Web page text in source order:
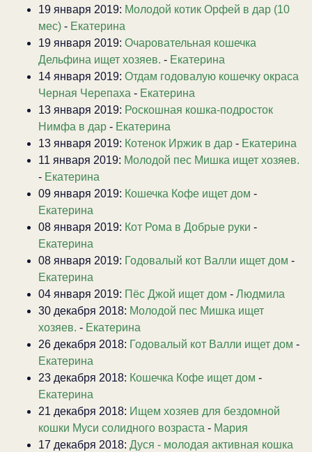
19 января 2019: Молодой котик Орфей в дар (10
мес) - Екатерина
19 января 2019: Очаровательная кошечка
Дельфина ищет хозяев. - Екатерина
14 января 2019: Отдам годовалую кошечку окраса
Черная Черепаха - Екатерина
13 января 2019: Роскошная кошка-подросток
Нимфа в дар - Екатерина
13 января 2019: Котенок Иржик в дар - Екатерина
11 января 2019: Молодой пес Мишка ищет хозяев.
- Екатерина
09 января 2019: Кошечка Кофе ищет дом -
Екатерина
08 января 2019: Кот Рома в Добрые руки -
Екатерина
08 января 2019: Годовалый кот Валли ищет дом -
Екатерина
04 января 2019: Пёс Джой ищет дом - Людмила
30 декабря 2018: Молодой пес Мишка ищет
хозяев. - Екатерина
26 декабря 2018: Годовалый кот Валли ищет дом -
Екатерина
23 декабря 2018: Кошечка Кофе ищет дом -
Екатерина
21 декабря 2018: Ищем хозяев для бездомной
кошки Муси солидного возраста - Мария
17 декабря 2018: Дуся - молодая активная кошка